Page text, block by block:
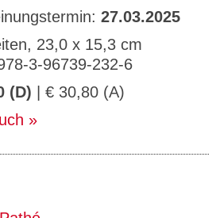
27.03.2025
23,0 x 15,3 cm
3-96739-232-6
(D) | € 30,80 (A)